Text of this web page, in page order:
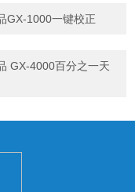
GX-1000一键校正
GX-4000百分之一天